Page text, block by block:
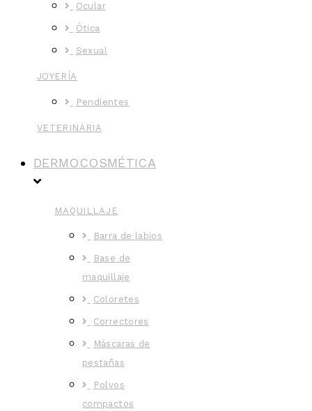
Ocular
Ótica
Sexual
JOYERÍA
Pendientes
VETERINARIA
DERMOCOSMÉTICA
MAQUILLAJE
Barra de labios
Base de
maquillaje
Coloretes
Correctores
Máscaras de
pestañas
Polvos
compactos